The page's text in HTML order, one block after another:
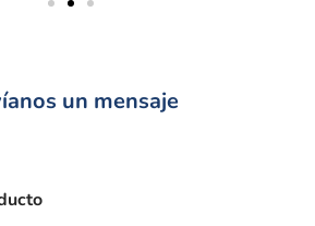
un mensaje